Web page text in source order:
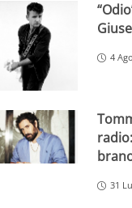
4
31